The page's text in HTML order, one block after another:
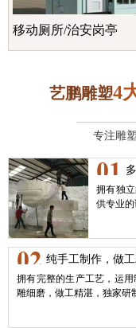
移动厕所/治安岗亭
艺鹏雕塑4
专注雕
01
拥有独
供专业的
02 纯手工制作，做
拥有完整的生产工艺，运
雕细磨，做工精湛，独家研